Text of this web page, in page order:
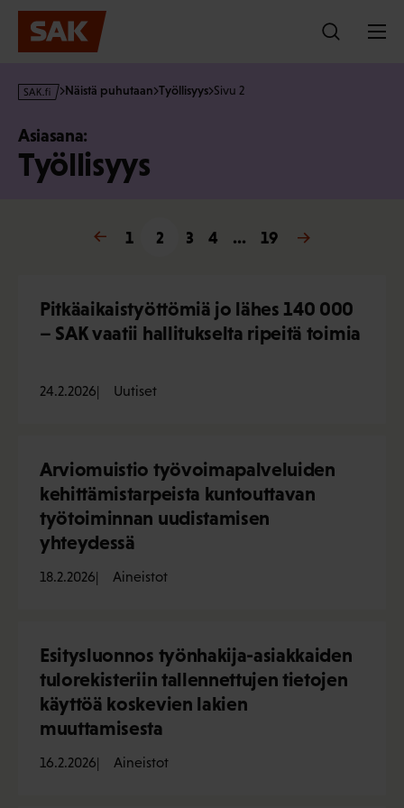
Hyppää
sisältöön
s
k
·
Näistä puhutaan Työllisyys Sivu 2
Asiasana:
Työllisyys
« Edellinen
1 2 3 4 … 19
Seuraava »
Pitkäaikaistyöttömiä jo lähes 140 000
– SAK vaatii hallitukselta ripeitä toimia
24.2.2026 Uutiset
Arviomuistio työvoimapalveluiden
kehittämistarpeista kuntouttavan
työtoiminnan uudistamisen
yhteydessä
18.2.2026 Aineistot
Esitysluonnos työnhakija-asiakkaiden
tulorekisteriin tallennettujen tietojen
käyttöä koskevien lakien
muuttamisesta
16.2.2026 Aineistot